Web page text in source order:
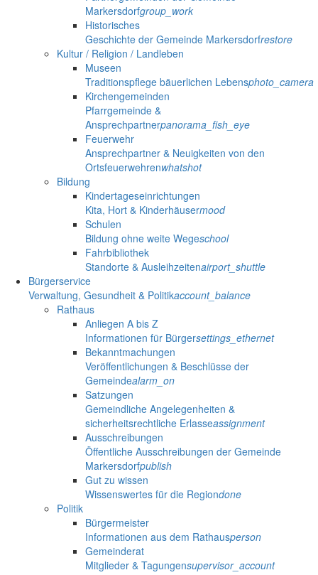
Markersdorfgroup_work
Historisches
Geschichte der Gemeinde Markersdorfrestore
Kultur / Religion / Landleben
Museen
Traditionspflege bäuerlichen Lebensphoto_camera
Kirchengemeinden
Pfarrgemeinde &
Ansprechpartnerpanorama_fish_eye
Feuerwehr
Ansprechpartner & Neuigkeiten von den
Ortsfeuerwehrenwhatshot
Bildung
Kindertageseinrichtungen
Kita, Hort & Kinderhäusermood
Schulen
Bildung ohne weite Wegeschool
Fahrbibliothek
Standorte & Ausleihzeitenairport_shuttle
Bürgerservice
Verwaltung, Gesundheit & Politikaccount_balance
Rathaus
Anliegen A bis Z
Informationen für Bürgersettings_ethernet
Bekanntmachungen
Veröffentlichungen & Beschlüsse der
Gemeindealarm_on
Satzungen
Gemeindliche Angelegenheiten &
sicherheitsrechtliche Erlasseassignment
Ausschreibungen
Öffentliche Ausschreibungen der Gemeinde
Markersdorfpublish
Gut zu wissen
Wissenswertes für die Regiondone
Politik
Bürgermeister
Informationen aus dem Rathausperson
Gemeinderat
Mitglieder & Tagungensupervisor_account